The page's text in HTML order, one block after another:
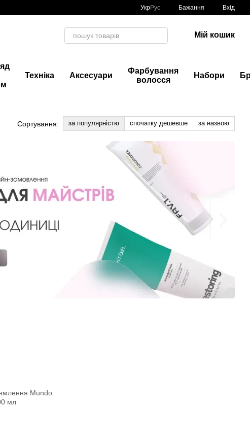
УкрРус Бажання Вхід
Мій кошик
Техніка Аксесуари
Фарбування
волосся
Набори
Сортування: за популярністю спочатку дешевше за назвою